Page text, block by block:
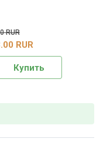
RUR
RUR
Купить